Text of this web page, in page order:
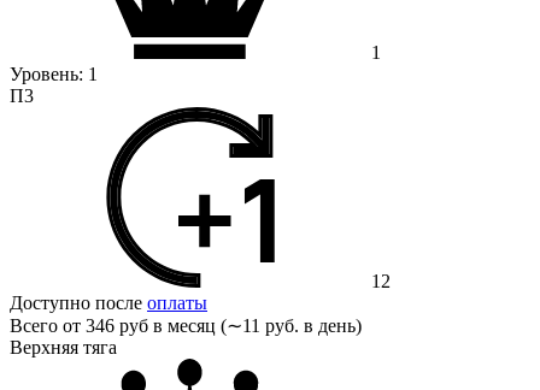
1
Уровень: 1
П3
12
Доступно после оплаты
Всего от 346 руб в месяц (∼11 руб. в день)
Верхняя тяга